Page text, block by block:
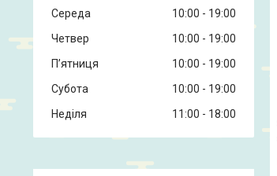
Середа
10:00
19:00
Четвер
10:00
19:00
Пʼятниця
10:00
19:00
Субота
10:00
19:00
Неділя
11:00 18:00